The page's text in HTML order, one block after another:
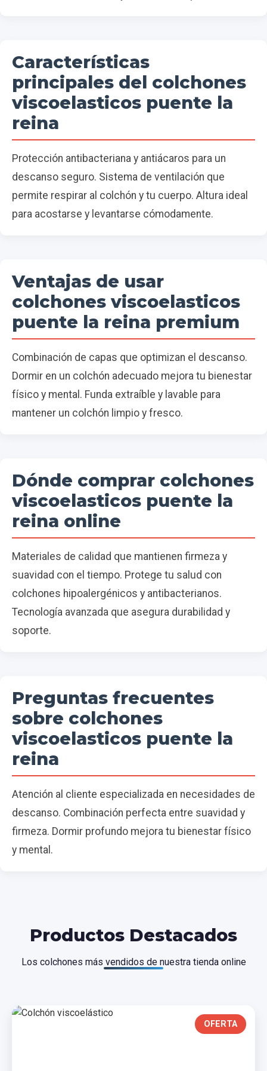
Características
principales del colchones
viscoelasticos puente la
reina
Protección antibacteriana y antiácaros para un
descanso seguro. Sistema de ventilación que
permite respirar al colchón y tu cuerpo. Altura ideal
para acostarse y levantarse cómodamente.
Ventajas de usar
colchones viscoelasticos
puente la reina premium
Combinación de capas que optimizan el descanso.
Dormir en un colchón adecuado mejora tu bienestar
físico y mental. Funda extraíble y lavable para
mantener un colchón limpio y fresco.
Dónde comprar colchones
viscoelasticos puente la
reina online
Materiales de calidad que mantienen firmeza y
suavidad con el tiempo. Protege tu salud con
colchones hipoalergénicos y antibacterianos.
Tecnología avanzada que asegura durabilidad y
soporte.
Preguntas frecuentes
sobre colchones
viscoelasticos puente la
reina
Atención al cliente especializada en necesidades de
descanso. Combinación perfecta entre suavidad y
firmeza. Dormir profundo mejora tu bienestar físico
y mental.
Productos Destacados
Los colchones más vendidos de nuestra tienda online
OFERTA